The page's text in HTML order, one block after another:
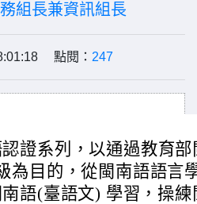
組長兼資訊組長
點閱： 247
認證系列，以通過教育
為目的，從閩南語語言
語(臺語文) 學習，操